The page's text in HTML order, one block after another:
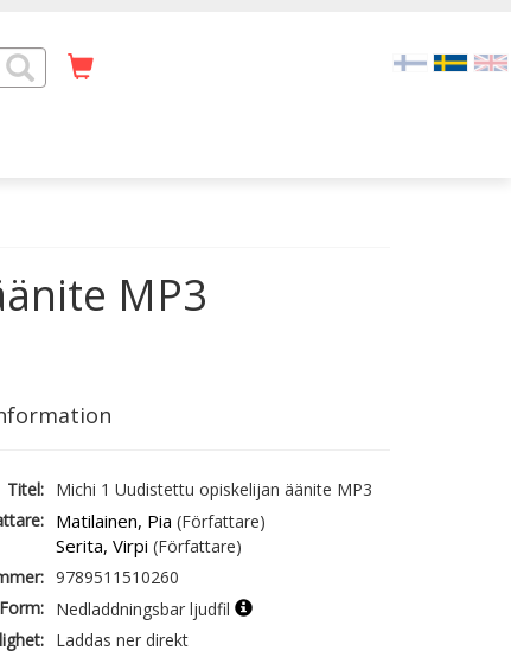
MP3
Titel: Michi 1 Uudistettu opiskelijan äänite MP3
Matilainen, Pia (Författare)
Serita, Virpi (Författare)
9789511510260
Form: Nedladdningsbar ljudfil
Laddas ner direkt